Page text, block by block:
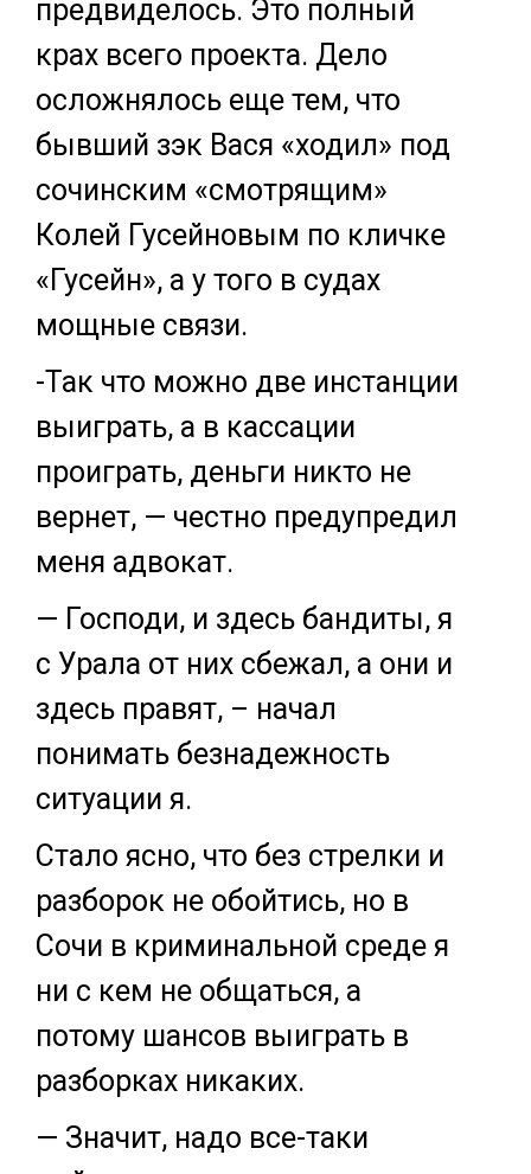
предвиделось. Это полный
крах всего проекта. Дело
осложнялось еще тем, что
бывший зэк Вася «ходил» под
сочинским «смотрящим»
Колей Гусейновым по кличке
«Гусейн», а у того в судах
мощные связи.
-Так что можно две инстанции
выиграть, а в кассации
проиграть, деньги никто не
вернет, — честно предупредил
меня адвокат.
— Господи, и здесь бандиты, я
с Урала от них сбежал, а они и
здесь правят, – начал
понимать безнадежность
ситуации я.
Стало ясно, что без стрелки и
разборок не обойтись, но в
Сочи в криминальной среде я
ни с кем не общаться, а
потому шансов выиграть в
разборках никаких.
— Значит, надо все-таки